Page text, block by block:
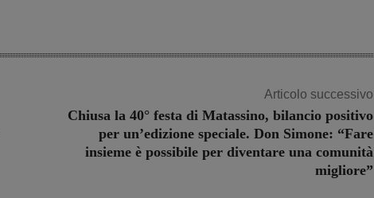
Articolo successivo
Chiusa la 40° festa di Matassino, bilancio positivo
per un’edizione speciale. Don Simone: “Fare
insieme è possibile per diventare una comunità
migliore”